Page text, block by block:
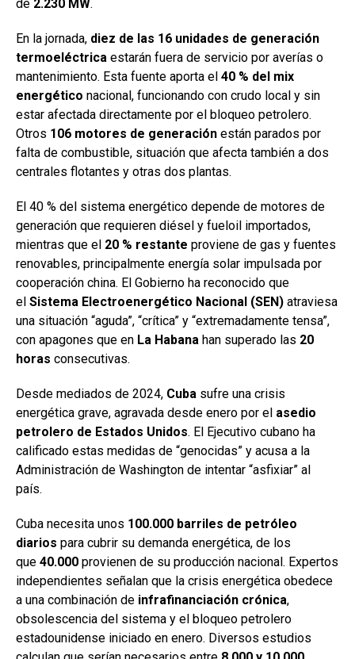
de 2.230 MW.
En la jornada, diez de las 16 unidades de generación
termoeléctrica estarán fuera de servicio por averías o
mantenimiento. Esta fuente aporta el 40 % del mix
energético nacional, funcionando con crudo local y sin
estar afectada directamente por el bloqueo petrolero.
Otros 106 motores de generación están parados por
falta de combustible, situación que afecta también a dos
centrales flotantes y otras dos plantas.
El 40 % del sistema energético depende de motores de
generación que requieren diésel y fueloil importados,
mientras que el 20 % restante proviene de gas y fuentes
renovables, principalmente energía solar impulsada por
cooperación china. El Gobierno ha reconocido que
el Sistema Electroenergético Nacional (SEN) atraviesa
una situación “aguda”, “crítica” y “extremadamente tensa”,
con apagones que en La Habana han superado las 20
horas consecutivas.
Desde mediados de 2024, Cuba sufre una crisis
energética grave, agravada desde enero por el asedio
petrolero de Estados Unidos. El Ejecutivo cubano ha
calificado estas medidas de “genocidas” y acusa a la
Administración de Washington de intentar “asfixiar” al
país.
Cuba necesita unos 100.000 barriles de petróleo
diarios para cubrir su demanda energética, de los
que 40.000 provienen de su producción nacional. Expertos
independientes señalan que la crisis energética obedece
a una combinación de infrafinanciación crónica,
obsolescencia del sistema y el bloqueo petrolero
estadounidense iniciado en enero. Diversos estudios